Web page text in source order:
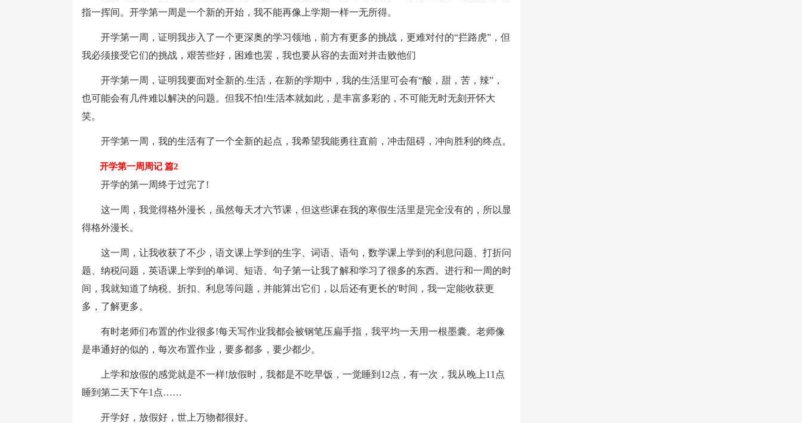
指一挥间。开学第一周是一个新的开始，我不能再像上学期一样一无所得。
开学第一周，证明我步入了一个更深奥的学习领地，前方有更多的挑战，更难对付的“拦路虎”，但
我必须接受它们的挑战，艰苦些好，困难也罢，我也要从容的去面对并击败他们
开学第一周，证明我要面对全新的.生活，在新的学期中，我的生活里可会有“酸，甜，苦，辣”，
也可能会有几件难以解决的问题。但我不怕!生活本就如此，是丰富多彩的，不可能无时无刻开怀大
笑。
开学第一周，我的生活有了一个全新的起点，我希望我能勇往直前，冲击阻碍，冲向胜利的终点。
开学第一周周记 篇2
开学的第一周终于过完了!
这一周，我觉得格外漫长，虽然每天才六节课，但这些课在我的寒假生活里是完全没有的，所以显
得格外漫长。
这一周，让我收获了不少，语文课上学到的生字、词语、语句，数学课上学到的利息问题、打折问
题、纳税问题，英语课上学到的单词、短语、句子第一让我了解和学习了很多的东西。进行和一周的时
间，我就知道了纳税、折扣、利息等问题，并能算出它们，以后还有更长的'时间，我一定能收获更
多，了解更多。
有时老师们布置的作业很多!每天写作业我都会被钢笔压扁手指，我平均一天用一根墨囊。老师像
是串通好的似的，每次布置作业，要多都多，要少都少。
上学和放假的感觉就是不一样!放假时，我都是不吃早饭，一觉睡到12点，有一次，我从晚上11点
睡到第二天下午1点……
开学好，放假好，世上万物都很好。